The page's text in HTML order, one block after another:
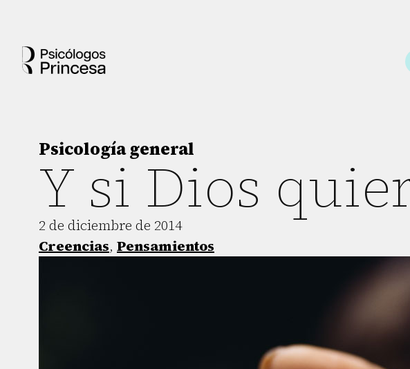
Psicología general
Y si Dios
2 de diciembre de 2014
Creencias, Pensamientos